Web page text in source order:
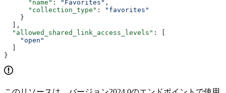
      "name"
: "Favorites" ,
      "collection_type"
:
"favorites"
    }
  ],
  "allowed_shared_link_access_levels"
: [
    "open"
}